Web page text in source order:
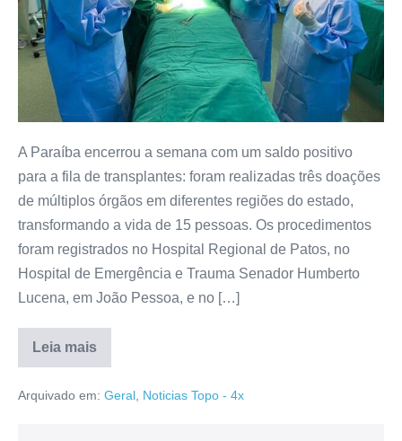
A Paraíba encerrou a semana com um saldo positivo
para a fila de transplantes: foram realizadas três doações
de múltiplos órgãos em diferentes regiões do estado,
transformando a vida de 15 pessoas. Os procedimentos
foram registrados no Hospital Regional de Patos, no
Hospital de Emergência e Trauma Senador Humberto
Lucena, em João Pessoa, e no […]
Leia mais
Arquivado em: Geral Noticias Topo - 4x